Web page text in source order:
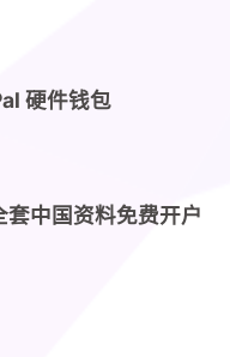
趣的领域
硬件钱包
中国资料免费开户